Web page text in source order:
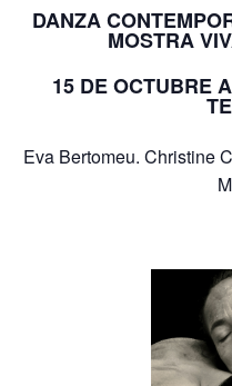
DANZA
MOSTRA
15 DE OCTUBRE
Eva Bertomeu. Christine